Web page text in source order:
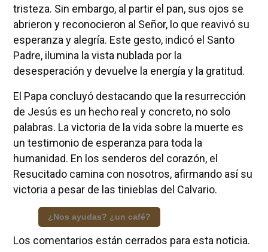
tristeza. Sin embargo, al partir el pan, sus ojos se
abrieron y reconocieron al Señor, lo que reavivó su
esperanza y alegría. Este gesto, indicó el Santo
Padre, ilumina la vista nublada por la
desesperación y devuelve la energía y la gratitud.
El Papa concluyó destacando que la resurrección
de Jesús es un hecho real y concreto, no solo
palabras. La victoria de la vida sobre la muerte es
un testimonio de esperanza para toda la
humanidad. En los senderos del corazón, el
Resucitado camina con nosotros, afirmando así su
victoria a pesar de las tinieblas del Calvario.
¿Nos ayudas? ¿un café?
Los comentarios están cerrados para esta noticia.